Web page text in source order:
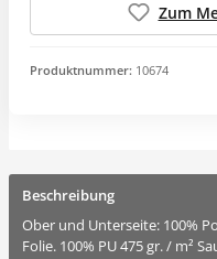
Zum
Produktnummer: 10674
Beschreibung
Ober und Unterseite: 100%
Folie. 100% PU 475 gr. / m²